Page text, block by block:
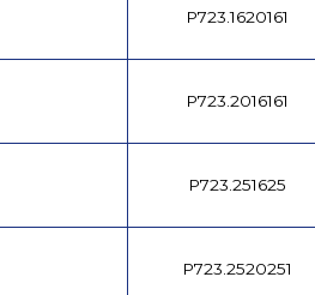
P723.1620161
P723.2016161
P723.251625
P723.2520251